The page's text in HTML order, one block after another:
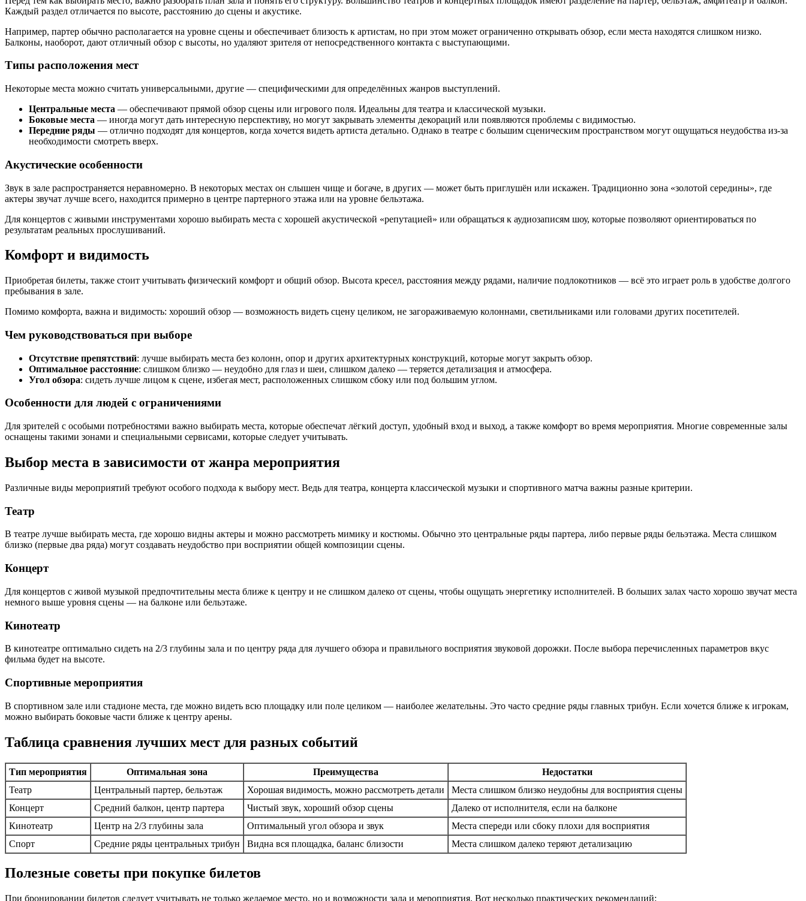
Каждый раздел отличается по высоте, расстоянию до сцены и акустике.
Например, партер обычно располагается на уровне сцены и обеспечивает близость к артистам, но при этом может ограниченно открывать обзор, если места находятся слишком низко.
Балконы, наоборот, дают отличный обзор с высоты, но удаляют зрителя от непосредственного контакта с выступающими.
Типы расположения мест
Некоторые места можно считать универсальными, другие — специфическими для определённых жанров выступлений.
Центральные места — обеспечивают прямой обзор сцены или игрового поля. Идеальны для театра и классической музыки.
Боковые места — иногда могут дать интересную перспективу, но могут закрывать элементы декораций или появляются проблемы с видимостью.
Передние ряды — отлично подходят для концертов, когда хочется видеть артиста детально. Однако в театре с большим сценическим пространством могут ощущаться неудобства из-за
необходимости смотреть вверх.
Акустические особенности
Звук в зале распространяется неравномерно. В некоторых местах он слышен чище и богаче, в других — может быть приглушён или искажен. Традиционно зона «золотой середины», где
актеры звучат лучше всего, находится примерно в центре партерного этажа или на уровне бельэтажа.
Для концертов с живыми инструментами хорошо выбирать места с хорошей акустической «репутацией» или обращаться к аудиозаписям шоу, которые позволяют ориентироваться по
результатам реальных прослушиваний.
Комфорт и видимость
Приобретая билеты, также стоит учитывать физический комфорт и общий обзор. Высота кресел, расстояния между рядами, наличие подлокотников — всё это играет роль в удобстве долгого
пребывания в зале.
Помимо комфорта, важна и видимость: хороший обзор — возможность видеть сцену целиком, не загораживаемую колоннами, светильниками или головами других посетителей.
Чем руководствоваться при выборе
Отсутствие препятствий: лучше выбирать места без колонн, опор и других архитектурных конструкций, которые могут закрыть обзор.
Оптимальное расстояние: слишком близко — неудобно для глаз и шеи, слишком далеко — теряется детализация и атмосфера.
Угол обзора: сидеть лучше лицом к сцене, избегая мест, расположенных слишком сбоку или под большим углом.
Особенности для людей с ограничениями
Для зрителей с особыми потребностями важно выбирать места, которые обеспечат лёгкий доступ, удобный вход и выход, а также комфорт во время мероприятия. Многие современные залы
оснащены такими зонами и специальными сервисами, которые следует учитывать.
Выбор места в зависимости от жанра мероприятия
Различные виды мероприятий требуют особого подхода к выбору мест. Ведь для театра, концерта классической музыки и спортивного матча важны разные критерии.
Театр
В театре лучше выбирать места, где хорошо видны актеры и можно рассмотреть мимику и костюмы. Обычно это центральные ряды партера, либо первые ряды бельэтажа. Места слишком
близко (первые два ряда) могут создавать неудобство при восприятии общей композиции сцены.
Концерт
Для концертов с живой музыкой предпочтительны места ближе к центру и не слишком далеко от сцены, чтобы ощущать энергетику исполнителей. В больших залах часто хорошо звучат места
немного выше уровня сцены — на балконе или бельэтаже.
Кинотеатр
В кинотеатре оптимально сидеть на 2/3 глубины зала и по центру ряда для лучшего обзора и правильного восприятия звуковой дорожки. После выбора перечисленных параметров вкус
фильма будет на высоте.
Спортивные мероприятия
В спортивном зале или стадионе места, где можно видеть всю площадку или поле целиком — наиболее желательны. Это часто средние ряды главных трибун. Если хочется ближе к игрокам,
можно выбирать боковые части ближе к центру арены.
Таблица сравнения лучших мест для разных событий
Тип мероприятия Оптимальная зона Преимущества
Недостатки
Театр
Центральный партер, бельэтаж Хорошая видимость, можно рассмотреть детали
Места слишком близко неудобны для восприятия сцены
Концерт
Средний балкон, центр партера Чистый звук, хороший обзор сцены
Далеко от исполнителя, если на балконе
Кинотеатр
Центр на 2/3 глубины зала Оптимальный угол обзора и звук
Места спереди или сбоку плохи для восприятия
Спорт
Средние ряды центральных трибун Видна вся площадка, баланс близости Места слишком далеко теряют детализацию
Полезные советы при покупке билетов
При бронировании билетов следует учитывать не только желаемое место, но и возможности зала и мероприятия. Вот несколько практических рекомендаций: